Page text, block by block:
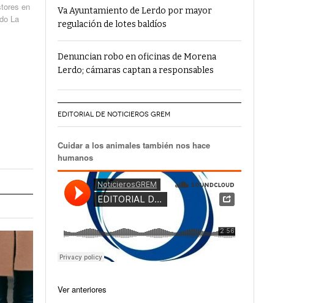
en
La
Va Ayuntamiento de Lerdo por mayor
regulación de lotes baldíos
Denuncian robo en oficinas de Morena
Lerdo; cámaras captan a responsables
EDITORIAL DE NOTICIEROS GREM
Cuidar a los animales también nos hace
humanos
Ver anteriores